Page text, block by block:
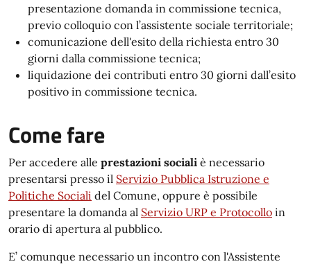
presentazione domanda in commissione tecnica,
previo colloquio con l’assistente sociale territoriale;
comunicazione dell'esito della richiesta entro 30
giorni dalla commissione tecnica;
liquidazione dei contributi entro 30 giorni dall’esito
positivo in commissione tecnica.
Come fare
Per accedere alle prestazioni sociali è necessario
presentarsi presso il Servizio Pubblica Istruzione e
Politiche Sociali del Comune, oppure è possibile
presentare la domanda al Servizio URP e Protocollo in
orario di apertura al pubblico.
E’ comunque necessario un incontro con l'Assistente